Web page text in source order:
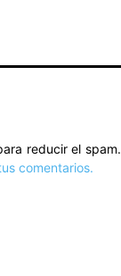
reducir el spam.
comentarios.